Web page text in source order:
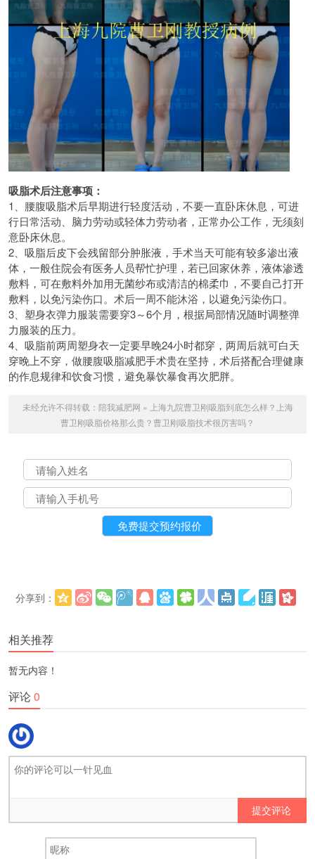
吸脂术后注意事项：
1、腰腹吸脂术后早期进行轻度活动，不要一直卧床休息，可进
行日常活动、脑力劳动或轻体力劳动者，正常办公工作，无须刻
意卧床休息。
2、吸脂后皮下会残留部分肿胀液，手术当天可能有较多渗出液
体，一般住院会有医务人员帮忙护理，若已回家休养，液体渗透
敷料，可在敷料外加用无菌纱布或清洁的棉柔巾，不要自己打开
敷料，以免污染伤口。术后一周不能沐浴，以避免污染伤口。
3、塑身衣弹力服装需要穿3～6个月，根据局部情况随时调整弹
力服装的压力。
4、吸脂前两周塑身衣一定要早晚24小时都穿，两周后就可白天
穿晚上不穿，做腰腹吸脂减肥手术贵在坚持，术后搭配合理健康
的作息规律和饮食习惯，避免暴饮暴食再次肥胖。
未经允许不得转载： 陪我减肥网 » 上海九院曹卫刚吸脂到底怎么样？上海
曹卫刚吸脂价格那么贵？曹卫刚吸脂技术很厉害吗？
分享到：
相关推荐
暂无内容！
评论0
提交评论